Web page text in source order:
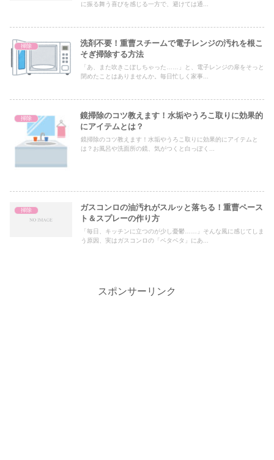
に振る舞う喜びを感じる一方で、避けては通...
掃除
洗剤不要！重曹スチームで電子レンジの汚れを根こ
そぎ掃除する方法
「あ、また吹きこぼしちゃった……」と、電子レンジの扉をそっと
閉めたことはありませんか。毎日忙しく家事...
掃除
鏡掃除のコツ教えます！水垢やうろこ取りに効果的
にアイテムとは？
鏡掃除のコツ教えます！水垢やうろこ取りに効果的にアイテムと
は？お風呂や洗面所の鏡、気がつくと白っぽく...
掃除
ガスコンロの油汚れがスルッと落ちる！重曹ペース
ト＆スプレーの作り方
「毎日、キッチンに立つのが少し憂鬱……」そんな風に感じてしま
う原因、実はガスコンロの「ベタベタ」にあ...
スポンサーリンク